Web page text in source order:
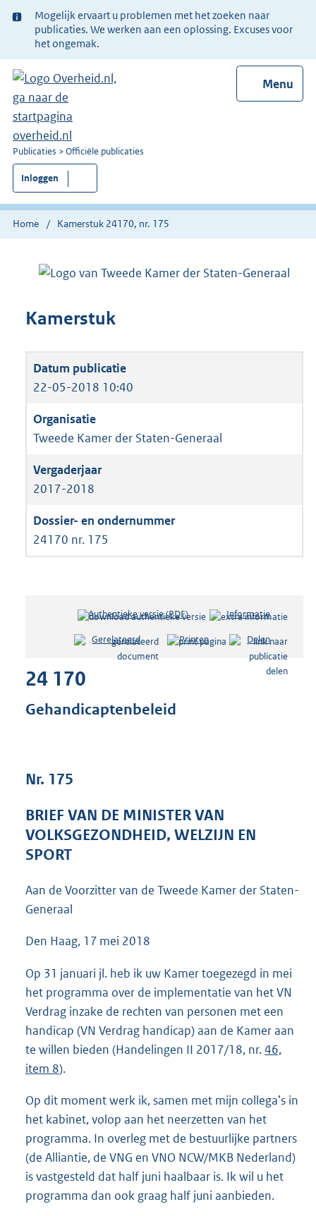
Ter
informatie:
Mogelijk ervaart u problemen met het zoeken naar
publicaties. We werken aan een oplossing. Excuses voor
het ongemak.
Menu
U
bent
nu
hier:
Publicaties Officiële publicaties
Inloggen
Home Kamerstuk 24170, nr. 175
Kamerstuk
22-05-2018 10:40
Tweede Kamer der Staten-Generaal
2017-2018
24170 nr. 175
Authentieke versie (PDF)b
s
e
:
b
Informatie
Gerelateerd Printen Delen
24 170
Gehandicaptenbeleid
Nr. 175
BRIEF VAN DE MINISTER VAN
VOLKSGEZONDHEID, WELZIJN EN
SPORT
Aan de Voorzitter van de Tweede Kamer der Staten-
Generaal
Den Haag, 17 mei 2018
Op 31 januari jl. heb ik uw Kamer toegezegd in mei
het programma over de implementatie van het VN
Verdrag inzake de rechten van personen met een
handicap (VN Verdrag handicap) aan de Kamer aan
te willen bieden (Handelingen II 2017/18, nr. 46,
item 8).
Op dit moment werk ik, samen met mijn collega’s in
het kabinet, volop aan het neerzetten van het
programma. In overleg met de bestuurlijke partners
(de Alliantie, de VNG en VNO NCW/MKB Nederland)
is vastgesteld dat half juni haalbaar is. Ik wil u het
programma dan ook graag half juni aanbieden.